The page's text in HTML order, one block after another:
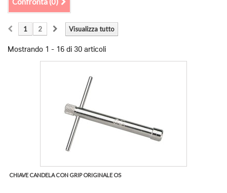
Visualizza tutto
1 2
Mostrando 1 - 16 di 30 articoli
CHIAVE CANDELA CON GRIP ORIGINALE OS